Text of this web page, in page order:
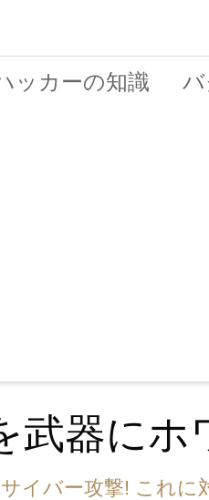
ッカーの知識 バ
武器にホ
イバー攻撃! これ